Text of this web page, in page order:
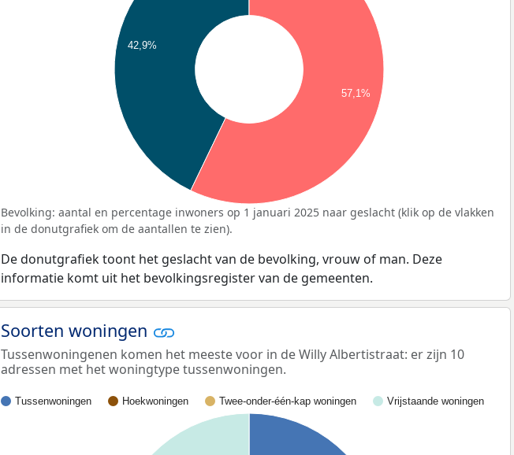
42,9%
57,1%
Bevolking: aantal en percentage inwoners op 1 januari 2025 naar geslacht (klik op de vlakken
in de donutgrafiek om de aantallen te zien).
De donutgrafiek toont het geslacht van de bevolking, vrouw of man. Deze
informatie komt uit het bevolkingsregister van de gemeenten.
Soorten woningen
Tussenwoningenen komen het meeste voor in de Willy Albertistraat: er zijn 10
adressen met het woningtype tussenwoningen.
Tussenwoningen Hoekwoningen Twee-onder-één-kap woningen Vrijstaande woningen